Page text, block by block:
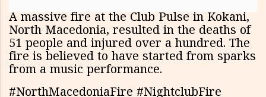
A massive fire at the Club Pulse in Kokani,
North Macedonia, resulted in the deaths of
51 people and injured over a hundred. The
fire is believed to have started from sparks
from a music performance.
#NorthMacedoniaFire #NightclubFire